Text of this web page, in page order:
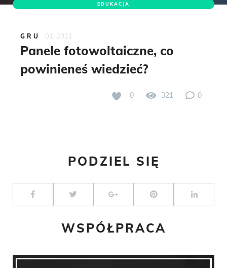
EDUKACJA
GRU 01, 2021
Panele fotowoltaiczne, co
powinieneś wiedzieć?
0 321 0
PODZIEL SIĘ
WSPÓŁPRACA